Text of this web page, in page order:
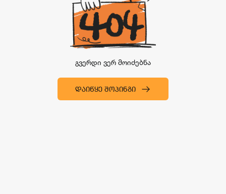
გვერდი ვერ მოიძებნა
ᲓᲐᲘᲬᲧᲔ ᲨᲝᲞᲘᲜᲒᲘ